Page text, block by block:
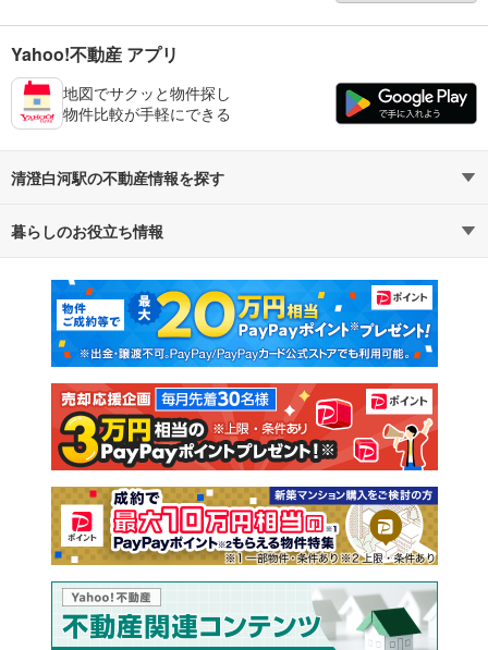
Yahoo!不動産 アプリ
地図でサクッと物件探し
物件比較が手軽にできる
清澄白河駅の不動産情報を探す
不動産・住宅
新築マンション 中古マンション
新築一戸建て 中古一戸建て
注文住宅 土地
売却査定
暮らしのお役立ち情報
マンションカタログ 教えて！住まいの先生